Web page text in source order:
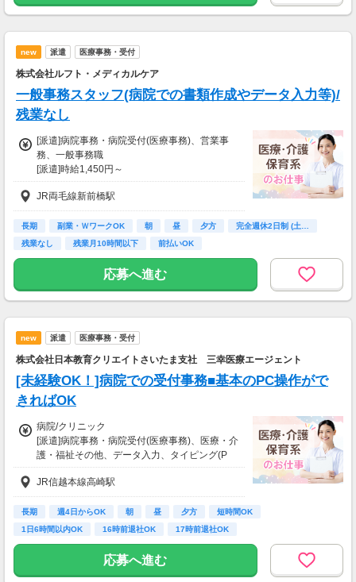
new 派遣 医療事務・受付
株式会社ルフト・メディカルケア
一般事務スタッフ(病院での書類作成やデータ入力等)/
残業なし
[派遣]病院事務・病院受付(医療事務)、営業事
務、一般事務職
[派遣]時給1,450円～
【月収例】
時給1450円×1日7.25時間×月21日
＝月収22万773円！
【交通費】
会社規定に沿って支給
JR両毛線新前橋駅
長期 副業・ＷワークOK 朝 昼 夕方
完全週休2日制 (土…
残業なし
残業月10時間以下 前払いOK
応募へ進む
new 派遣 医療事務・受付
株式会社日本教育クリエイトさいたま支社 三幸医療エージェント
[未経験OK！]病院での受付事務■基本のPC操作がで
きればOK
病院/クリニック
[派遣]病院事務・病院受付(医療事務)、医療・介
護・福祉その他、データ入力、タイピング(P
C・パソコン・インターネット)
[派遣]時給1,200円～1,250円
【昇給有】年1回
【給与締切日】月末
【給与支払日】翌月20日
＜月収モデル＞201,600円～＋交通費支給（月1
68h、時給1,200円の場合）
JR信越本線高崎駅
長期 週4日からOK 朝 昼 夕方
短時間OK
1日6時間以内OK
16時前退社OK 17時前退社OK
応募へ進む